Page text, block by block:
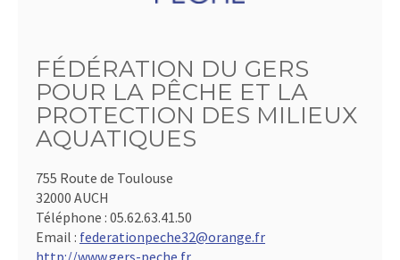
FÉDÉRATION DU GERS
POUR LA PÊCHE ET LA
PROTECTION DES MILIEUX
AQUATIQUES
755 Route de Toulouse
32000 AUCH
Téléphone : 05.62.63.41.50
Email : federationpeche32@orange.fr
http://www.gers-peche.fr